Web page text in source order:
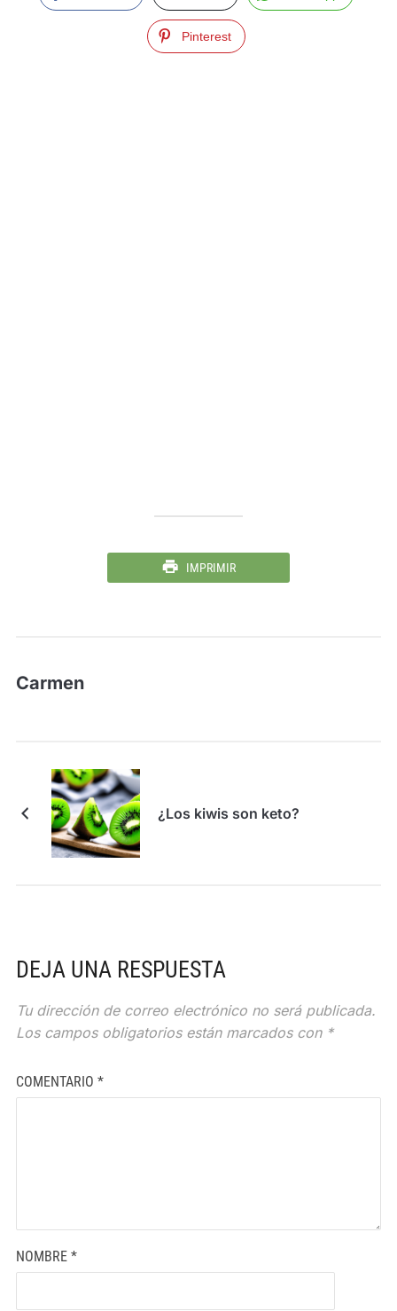
Pinterest
IMPRIMIR
Carmen
¿Los kiwis son keto?
DEJA UNA RESPUESTA
Tu dirección de correo electrónico no será publicada.
Los campos obligatorios están marcados con *
COMENTARIO *
NOMBRE *